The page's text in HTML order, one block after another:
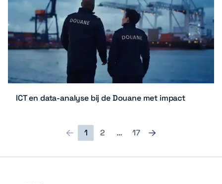
ICT en data-analyse bij de Douane met impact
1 2 … 17